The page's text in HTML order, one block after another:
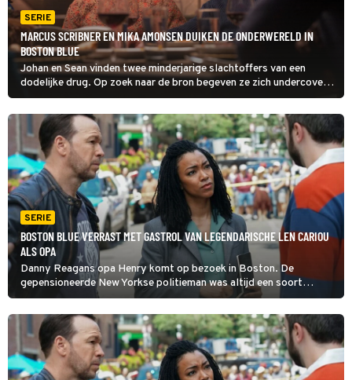
SERIE
MARCUS SCRIBNER EN MIKA AMONSEN DUIKEN DE ONDERWERELD IN
BOSTON BLUE
Johan en Sean vinden twee minderjarige slachtoffers van een
dodelijke drug. Op zoek naar de bron begeven ze zich undercover
in het uitgaansleven, maar hun gebrek aan ervaring blijkt al snel een
groot risico in Boston Blue.
SERIE
BOSTON BLUE VERRAST MET GASTROL VAN LEGENDARISCHE LEN CARIOU
ALS OPA
Danny Reagans opa Henry komt op bezoek in Boston. De
gepensioneerde New Yorkse politieman was altijd een soort
mentor voor Danny en is trots dat ook achterkleinzoon Sean als
politieagent in zijn voetsporen treedt in Boston Blue.